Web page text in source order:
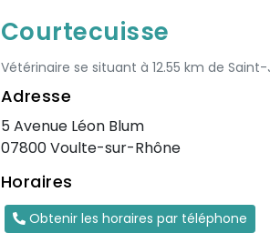
Courtecuisse
Vétérinaire se situant à 12.55 km de
Adresse
5 Avenue Léon Blum
07800 Voulte-sur-Rhône
Horaires
Obtenir les horaires par téléphone